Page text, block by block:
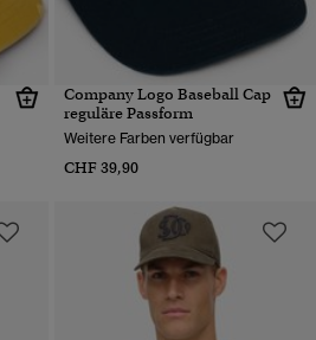
Company Logo Baseball Cap
reguläre Passform
Weitere Farben verfügbar
CHF 39,90